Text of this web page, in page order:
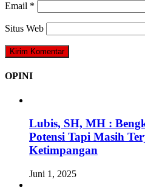
Email *
Situs Web
OPINI
Lubis, SH, MH :
Potensi Tapi Masih
Ketimpangan
Juni 1, 2025